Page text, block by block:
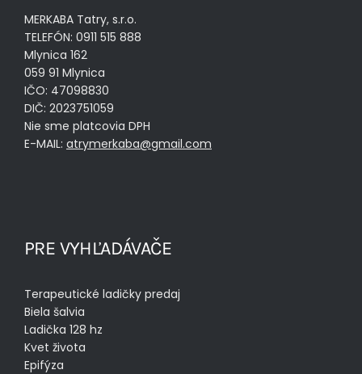
MERKABA Tatry, s.r.o.
TELEFÓN: 0911 515 888
Mlynica 162
059 91 Mlynica
IČO: 47098830
DIČ: 2023751059
Nie sme platcovia DPH
E-MAIL: atrymerkaba@gmail.com
PRE VYHĽADÁVAČE
Terapeutické ladičky predaj
Biela šalvia
Ladička 128 hz
Kvet života
Epifýza